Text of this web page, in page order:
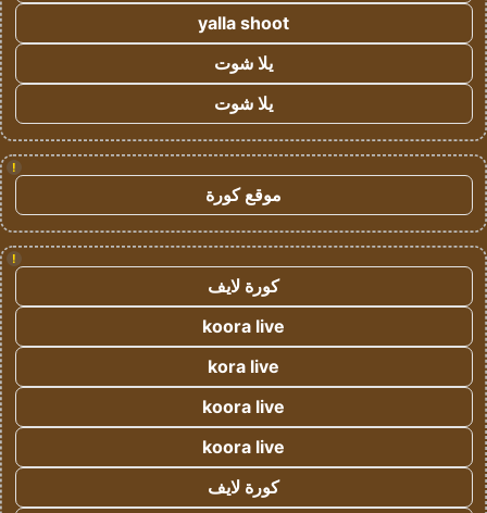
yalla shoot
يلا شوت
يلا شوت
!
موقع كورة
!
كورة لايف
koora live
kora live
koora live
koora live
كورة لايف